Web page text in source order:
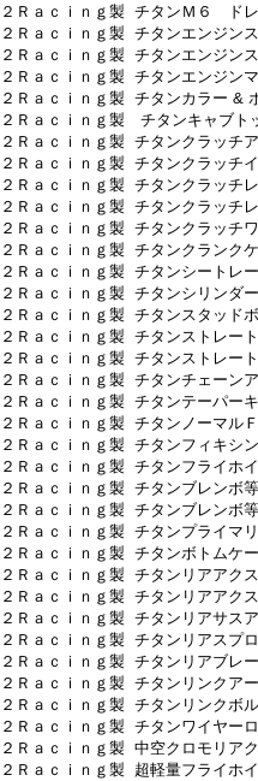
２Ｒａｃｉｎｇ製 チタンＭ６
２Ｒａｃｉｎｇ製 チタンエンジ
２Ｒａｃｉｎｇ製 チタンエンジ
２Ｒａｃｉｎｇ製 チタンエンジ
２Ｒａｃｉｎｇ製 チタンカラー
２Ｒａｃｉｎｇ製 チタンキャ
２Ｒａｃｉｎｇ製 チタンクラッ
２Ｒａｃｉｎｇ製 チタンクラッ
２Ｒａｃｉｎｇ製 チタンクラッ
２Ｒａｃｉｎｇ製 チタンクラッ
２Ｒａｃｉｎｇ製 チタンクラッ
２Ｒａｃｉｎｇ製 チタンクラン
２Ｒａｃｉｎｇ製 チタンシート
２Ｒａｃｉｎｇ製 チタンシリ
２Ｒａｃｉｎｇ製 チタンスタッ
２Ｒａｃｉｎｇ製 チタンスト
２Ｒａｃｉｎｇ製 チタンスト
２Ｒａｃｉｎｇ製 チタンチェー
２Ｒａｃｉｎｇ製 チタンテーパ
２Ｒａｃｉｎｇ製 チタンノーマ
２Ｒａｃｉｎｇ製 チタンフィキ
２Ｒａｃｉｎｇ製 チタンフライ
２Ｒａｃｉｎｇ製 チタンブレン
２Ｒａｃｉｎｇ製 チタンブレン
２Ｒａｃｉｎｇ製 チタンプライ
２Ｒａｃｉｎｇ製 チタンボトム
２Ｒａｃｉｎｇ製 チタンリアア
２Ｒａｃｉｎｇ製 チタンリアア
２Ｒａｃｉｎｇ製 チタンリアサ
２Ｒａｃｉｎｇ製 チタンリアス
２Ｒａｃｉｎｇ製 チタンリアブ
２Ｒａｃｉｎｇ製 チタンリンク
２Ｒａｃｉｎｇ製 チタンリンク
２Ｒａｃｉｎｇ製 チタンワイヤ
２Ｒａｃｉｎｇ製 中空クロモリ
２Ｒａｃｉｎｇ製 超軽量フライ